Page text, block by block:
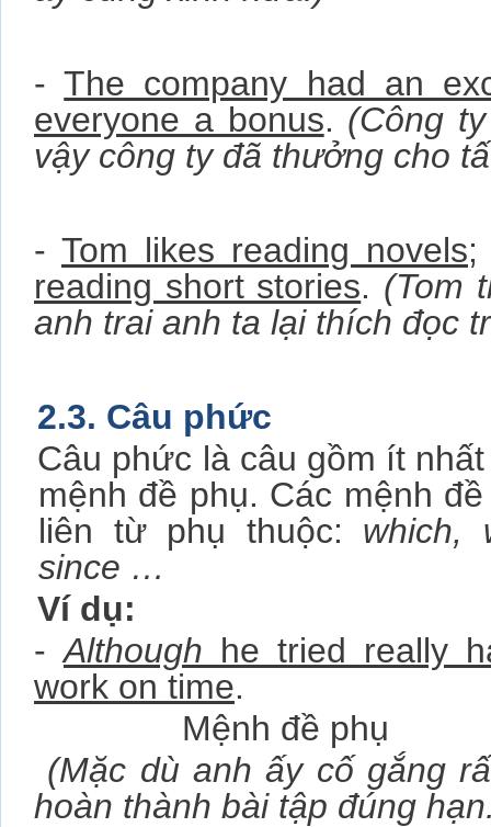
-The company had an
everyone a bonus. (Công
vậy công ty đã thưởng cho
- Tom likes reading novels;
reading short stories. (Tom
anh trai anh ta lại thích đọc
2.3. Câu phức
Câu phức là câu gồm ít
mệnh đề phụ. Các mệnh
liên từ phụ thuộc: which,
since …
Ví dụ:
-Although he tried really
work on time.
Mệnh đề phụ
(Mặc dù anh ấy cố gắng
hoàn thành bài tập đúng